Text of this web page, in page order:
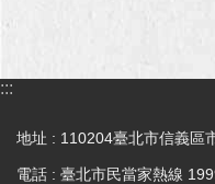
台
陳
:::
地址 : 110204臺北市信義區
電話 : 臺北市民當家熱線